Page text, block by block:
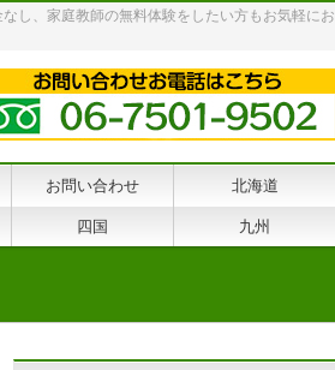
し、家庭教師の無料体験をしたい方もお気軽にお
お問い合わせ 北海道
四国 九州